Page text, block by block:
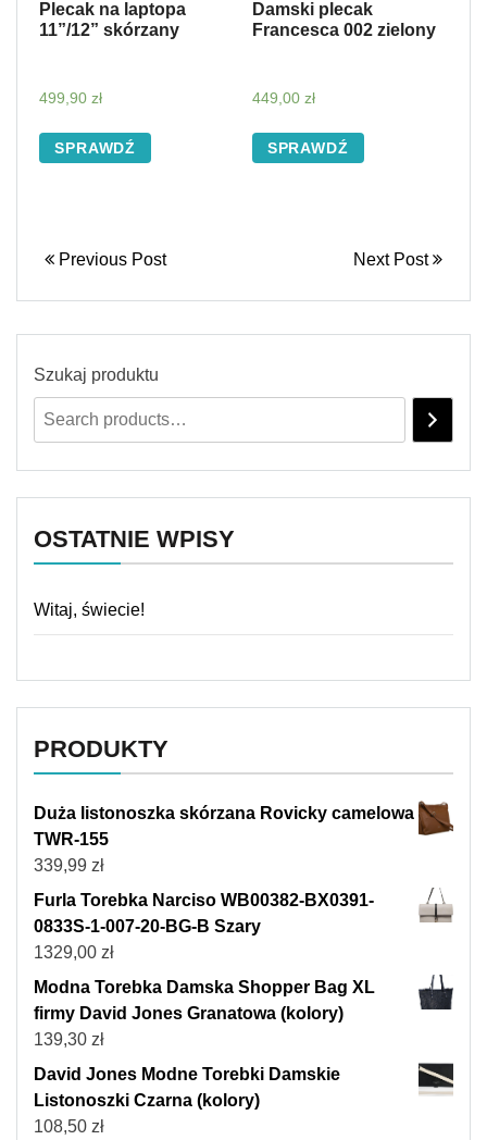
Plecak na laptopa
11”/12” skórzany
499,90 zł
SPRAWDŹ
Damski plecak
Francesca 002 zielony
449,00 zł
SPRAWDŹ
Previous Post Next Post
Szukaj produktu
OSTATNIE WPISY
Witaj, świecie!
PRODUKTY
Duża listonoszka skórzana Rovicky camelowa
TWR-155
339,99 zł
Furla Torebka Narciso WB00382-BX0391-
0833S-1-007-20-BG-B Szary
1329,00 zł
Modna Torebka Damska Shopper Bag XL
firmy David Jones Granatowa (kolory)
139,30 zł
David Jones Modne Torebki Damskie
Listonoszki Czarna (kolory)
108,50 zł